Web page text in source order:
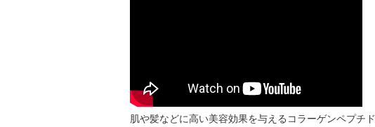
肌や髪などに高い美容効果を与えるコラーゲンペプチド